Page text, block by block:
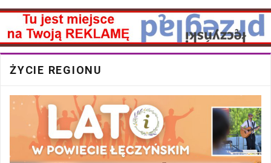
ŻYCIE REGIONU